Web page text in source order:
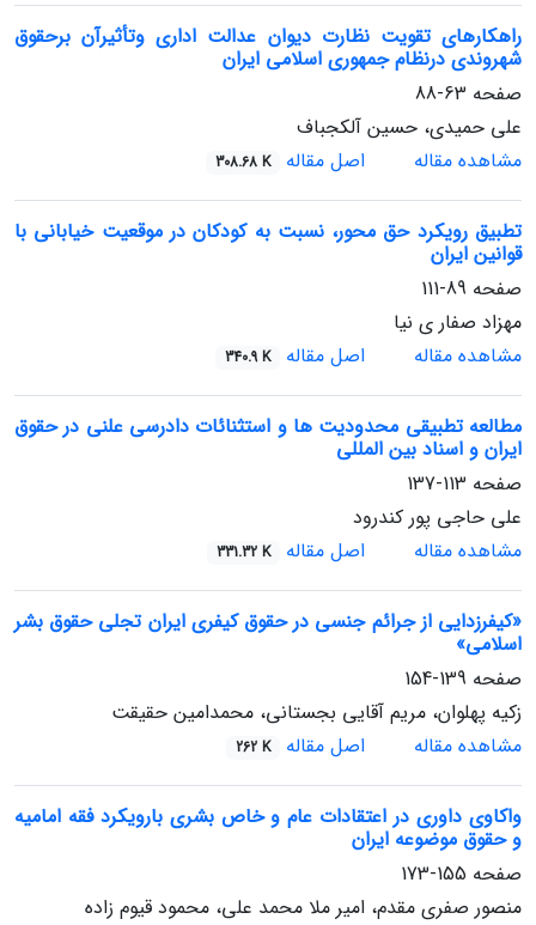
راهکارهای تقویت نظارت دیوان عدالت اداری وتأثیرآن برحقوق
شهروندی درنظام جمهوری اسلامی ایران
صفحه 63-88
علی حمیدی، حسین آلکجباف
مشاهده مقاله
اصل مقاله 308.68 K
تطبیق رویکرد حق محور، نسبت به کودکان در موقعیت خیابانی با
قوانین ایران
صفحه 89-111
مهزاد صفار ی نیا
مشاهده مقاله
اصل مقاله 340.9 K
مطالعه تطبیقی محدودیت ها و استثنائات دادرسی علنی در حقوق
ایران و اسناد بین المللی
صفحه 113-137
علی حاجی پور کندرود
مشاهده مقاله
اصل مقاله 331.32 K
«کیفرزدایی از جرائم جنسی در حقوق کیفری ایران تجلی حقوق بشر
اسلامی»
صفحه 139-154
زکیه پهلوان، مریم آقایی بجستانی، محمدامین حقیقت
مشاهده مقاله
اصل مقاله 262 K
واکاوی داوری در اعتقادات عام و خاص بشری بارویکرد فقه امامیه
و حقوق موضوعه ایران
صفحه 155-173
منصور صفری مقدم، امیر ملا محمد علی، محمود قیوم زاده